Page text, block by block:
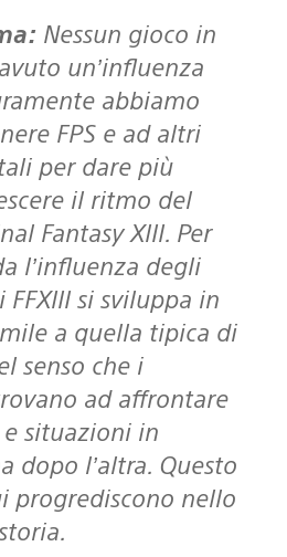
Nessun gioco in
un’influenza
abbiamo
FPS e ad altri
per dare più
il ritmo del
Fantasy XIII. Per
l’influenza degli
FFXIII si sviluppa in
a quella tipica di
senso che i
ad affrontare
situazioni in
dopo l’altra. Questo
progrediscono nello